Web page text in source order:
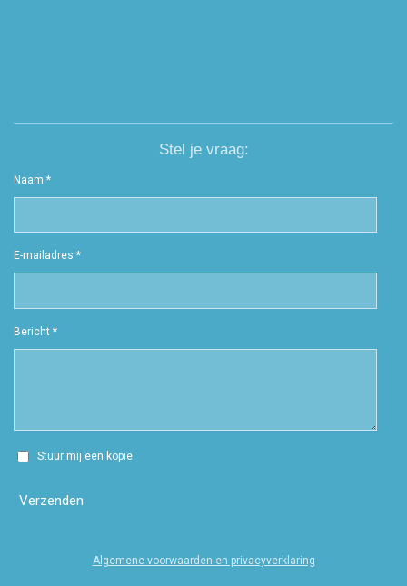
Stel je vraag:
Naam *
E-mailadres *
Bericht *
Stuur mij een kopie
Verzenden
Algemene voorwaarden en privacyverklaring